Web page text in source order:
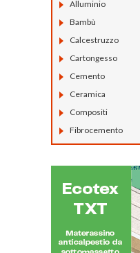
Alluminio
Bambù
Calcestruzzo
Cartongesso
Cemento
Ceramica
Compositi
Fibrocemento